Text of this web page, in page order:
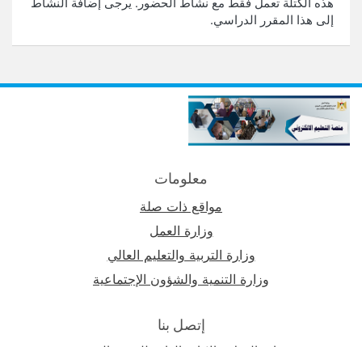
هذه الكتلة تعمل فقط مع نشاط الحضور. يرجى إضافة النشاط
إلى هذا المقرر الدراسي.
معلومات
مواقع ذات صلة
وزارة العمل
وزارة التربية والتعليم العالي
وزارة التنمية والشؤون الإجتماعية
إتصل بنا